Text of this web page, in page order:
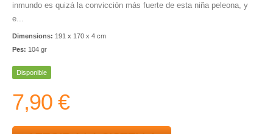
inmundo es quizá la convicción más fuerte de esta niña peleona, y
e...
Dimensions: 191 x 170 x 4 cm
Pes: 104 gr
Disponible
7,90 €